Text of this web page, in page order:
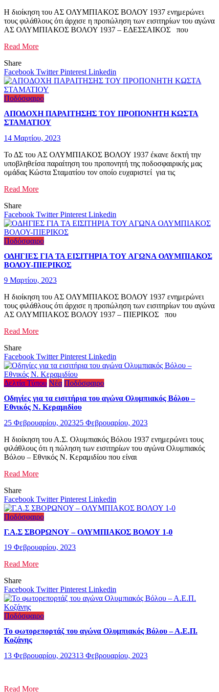
Η διοίκηση του ΑΣ ΟΛΥΜΠΙΑΚΟΣ ΒΟΛΟΥ 1937 ενημερώνει
τους φιλάθλους ότι άρχισε η προπώληση των εισιτηρίων του αγώνα
ΑΣ ΟΛΥΜΠΙΑΚΟΣ ΒΟΛΟΥ 1937 – ΕΔΕΣΣΑΙΚΟΣ που
Read More
Share
Facebook TwitterPinterest Linkedin
Ποδόσφαιρο
ΑΠΟΔΟΧΗ ΠΑΡΑΙΤΗΣΗΣ ΤΟΥ ΠΡΟΠΟΝΗΤΗ ΚΩΣΤΑ
ΣΤΑΜΑΤΙΟΥ
14 Μαρτίου, 2023
Το ΔΣ του ΑΣ ΟΛΥΜΠΙΑΚΟΣ ΒΟΛΟΥ 1937 έκανε δεκτή την
υποβληθείσα παραίτηση του προπονητή της ποδοσφαιρικής μας
ομάδας Κώστα Σταματίου τον οποίο ευχαριστεί για τις
Read More
Share
Facebook TwitterPinterest Linkedin
Ποδόσφαιρο
ΟΔΗΓΙΕΣ ΓΙΑ ΤΑ ΕΙΣΙΤΗΡΙΑ ΤΟΥ ΑΓΩΝΑ ΟΛΥΜΠΙΑΚΟΣ
ΒΟΛΟΥ-ΠΙΕΡΙΚΟΣ
9 Μαρτίου, 2023
Η διοίκηση του ΑΣ ΟΛΥΜΠΙΑΚΟΣ ΒΟΛΟΥ 1937 ενημερώνει
τους φιλάθλους ότι άρχισε η προπώληση των εισιτηρίων του αγώνα
ΑΣ ΟΛΥΜΠΙΑΚΟΣ ΒΟΛΟΥ 1937 – ΠΙΕΡΙΚΟΣ που
Read More
Share
Facebook TwitterPinterest Linkedin
Δελτία Τύπου Νέα Ποδόσφαιρο
Οδηγίες για τα εισιτήρια του αγώνα Ολυμπιακός Βόλου –
Εθνικός Ν. Κεραμιδίου
25 Φεβρουαρίου, 202325 Φεβρουαρίου, 2023
Η διοίκηση του Α.Σ. Ολυμπιακός Βόλου 1937 ενημερώνει τους
φιλάθλους ότι η πώληση των εισιτηρίων του αγώνα Ολυμπιακός
Βόλου – Εθνικός Ν. Κεραμιδίου που είναι
Read More
Share
Facebook TwitterPinterest Linkedin
Ποδόσφαιρο
Γ.Α.Σ ΣΒΟΡΩΝΟΥ – ΟΛΥΜΠΙΑΚΟΣ ΒΟΛΟΥ 1-0
19 Φεβρουαρίου, 2023
Read More
Share
Facebook TwitterPinterest Linkedin
Ποδόσφαιρο
Το φωτορεπορτάζ του αγώνα Ολυμπιακός Βόλου – Α.Ε.Π.
Κοζάνης
13 Φεβρουαρίου, 202313 Φεβρουαρίου, 2023
Read More